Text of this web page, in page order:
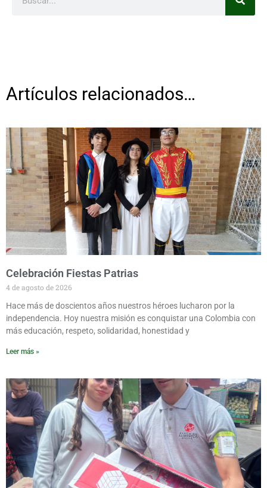
Artículos relacionados…
Celebración Fiestas Patrias
4 de agosto de 2026
Hace más de doscientos años nuestros héroes lucharon por la
independencia. Hoy nuestra misión es conquistar una Colombia con
más educación, respeto, solidaridad, honestidad y
Leer más »